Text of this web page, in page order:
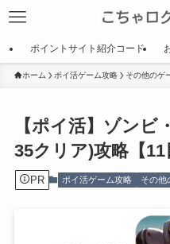
ポイントサイト紹介コード
ホーム ポイ活ゲーム攻略 その他のゲ
【ポイ活】ゾンビ
35クリア)攻略【11
PR ポイ活ゲーム攻略 その他